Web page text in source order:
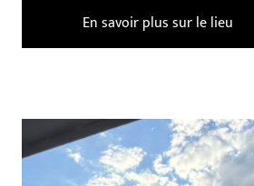
En savoir plus sur le lieu